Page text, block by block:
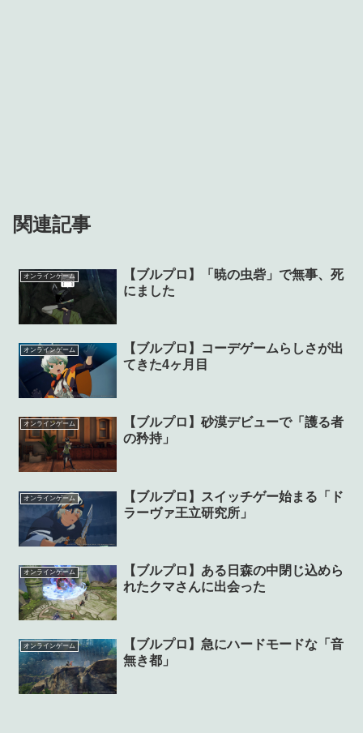
関連記事
オンラインゲーム
【ブルプロ】「暁の虫砦」で無事、死
にました
オンラインゲーム
【ブルプロ】コーデゲームらしさが出
てきた4ヶ月目
オンラインゲーム
【ブルプロ】砂漠デビューで「護る者
の矜持」
オンラインゲーム
【ブルプロ】スイッチゲー始まる「ド
ラーヴァ王立研究所」
オンラインゲーム
【ブルプロ】ある日森の中閉じ込めら
れたクマさんに出会った
オンラインゲーム
【ブルプロ】急にハードモードな「音
無き都」